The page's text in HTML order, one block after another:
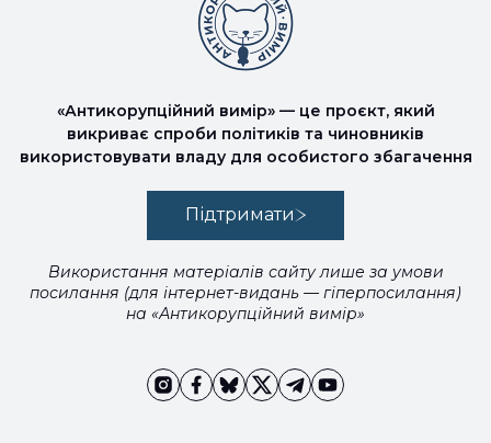
«Антикорупційний вимір» — це проєкт, який
викриває спроби політиків та чиновників
використовувати владу для особистого збагачення
Підтримати
Використання матеріалів сайту лише за умови
посилання (для інтернет-видань — гіперпосилання)
на «Антикорупційний вимір»